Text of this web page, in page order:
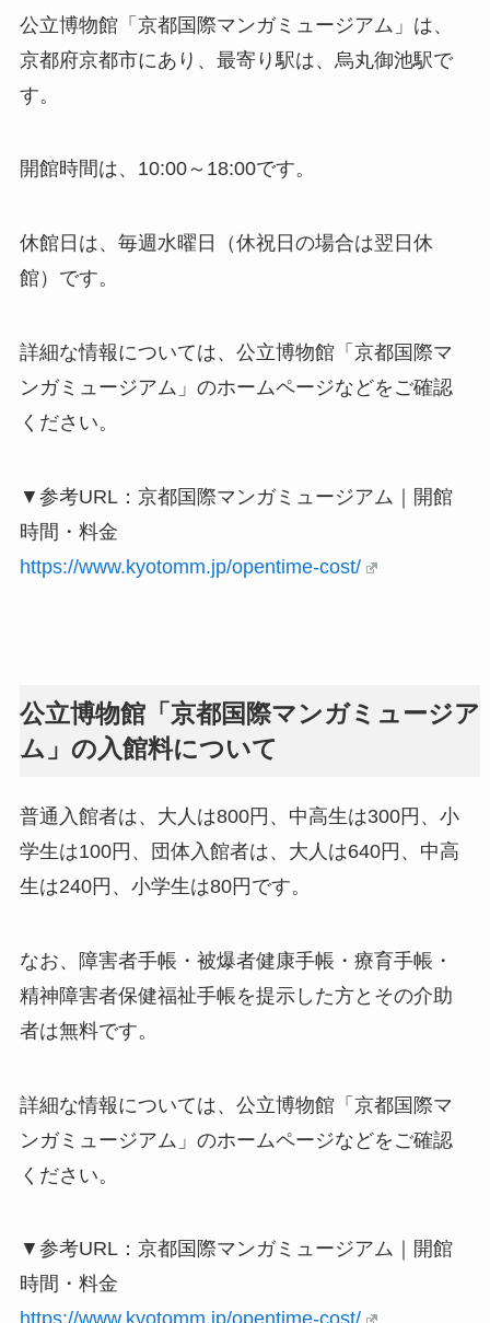
公立博物館「京都国際マンガミュージアム」は、
京都府京都市にあり、最寄り駅は、烏丸御池駅で
す。
開館時間は、10:00～18:00です。
休館日は、毎週水曜日（休祝日の場合は翌日休
館）です。
詳細な情報については、公立博物館「京都国際マ
ンガミュージアム」のホームページなどをご確認
ください。
▼参考URL：京都国際マンガミュージアム｜開館
時間・料金
https://www.kyotomm.jp/opentime-cost/
公立博物館「京都国際マンガミュージア
ム」の入館料について
普通入館者は、大人は800円、中高生は300円、小
学生は100円、団体入館者は、大人は640円、中高
生は240円、小学生は80円です。
なお、障害者手帳・被爆者健康手帳・療育手帳・
精神障害者保健福祉手帳を提示した方とその介助
者は無料です。
詳細な情報については、公立博物館「京都国際マ
ンガミュージアム」のホームページなどをご確認
ください。
▼参考URL：京都国際マンガミュージアム｜開館
時間・料金